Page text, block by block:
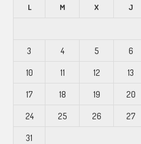
L M X J
3 4 5 6
10 11 12 13
17 18 19 20
24 25 26 27
31